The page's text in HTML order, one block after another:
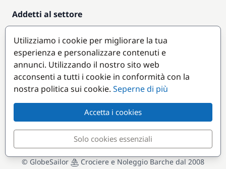
Addetti al settore
Accesso armatori
Diventare partner
Destinazioni popolari
© GlobeSailor Crociere e Noleggio Barche dal 2008
Utilizziamo i cookie per migliorare la tua
esperienza e personalizzare contenuti e
annunci. Utilizzando il nostro sito web
acconsenti a tutti i cookie in conformità con la
nostra politica sui cookie. Seperne di più
Accetta i cookies
Solo cookies essenziali